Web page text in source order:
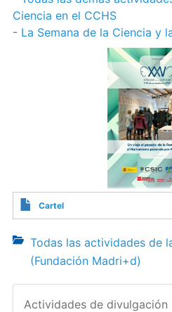
Ciencia en el CCHS
- La Semana de la Ciencia y
Cartel
Todas las actividades de
(Fundación Madri+d)
Actividades de divulgación